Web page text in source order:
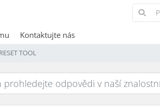
Kontaktujte nás
TOOL